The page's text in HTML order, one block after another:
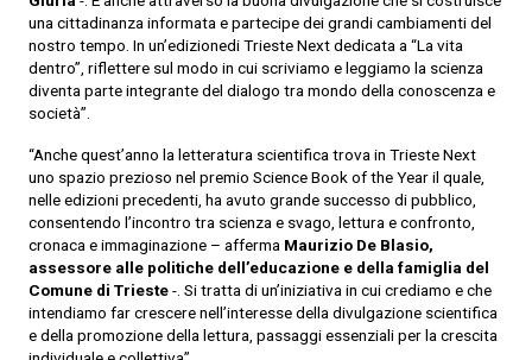
una cittadinanza informata e partecipe dei grandi cambiamenti del
nostro tempo. In un’edizionedi Trieste Next dedicata a “La vita
dentro”, riflettere sul modo in cui scriviamo e leggiamo la scienza
diventa parte integrante del dialogo tra mondo della conoscenza e
società”.
“Anche quest’anno la letteratura scientifica trova in Trieste Next
uno spazio prezioso nel premio Science Book of the Year il quale,
nelle edizioni precedenti, ha avuto grande successo di pubblico,
consentendo l’incontro tra scienza e svago, lettura e confronto,
cronaca e immaginazione – afferma Maurizio De Blasio,
assessore alle politiche dell’educazione e della famiglia del
Comune di Trieste-. Si tratta di un’iniziativa in cui crediamo e che
intendiamo far crescere nell’interesse della divulgazione scientifica
e della promozione della lettura, passaggi essenziali per la crescita